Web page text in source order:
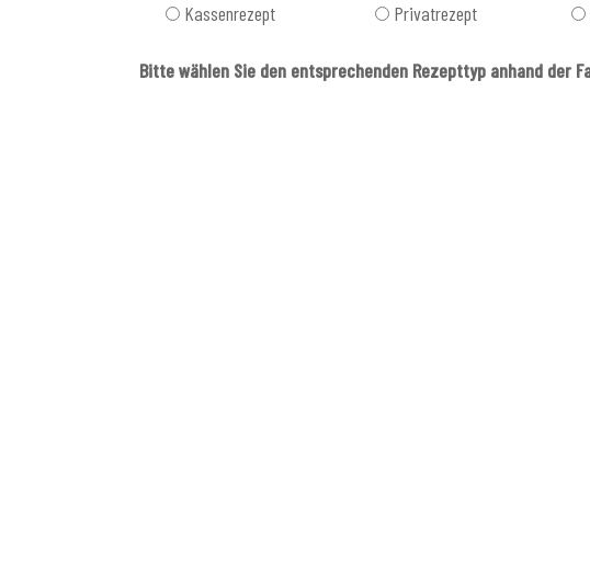
Kassenrezept Privatrezept
Bitte wählen Sie den entsprechenden Rezepttyp anhand der